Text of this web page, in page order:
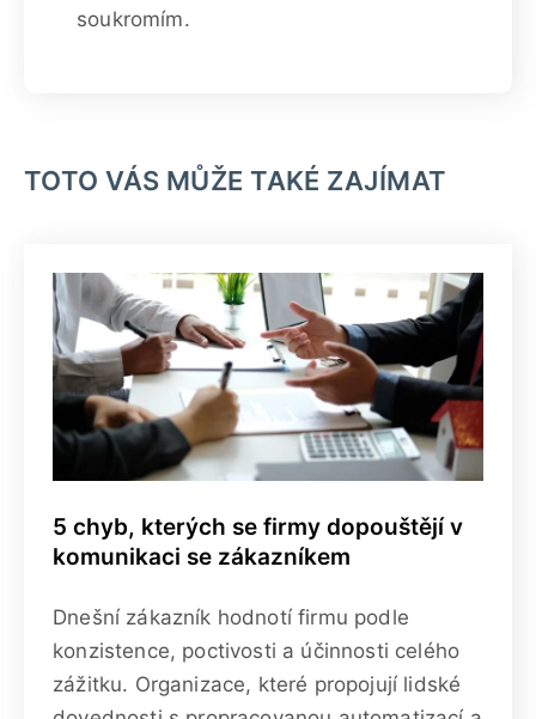
soukromím.
TOTO VÁS MŮŽE TAKÉ ZAJÍMAT
5 chyb, kterých se firmy dopouštějí v
komunikaci se zákazníkem
Dnešní zákazník hodnotí firmu podle
konzistence, poctivosti a účinnosti celého
zážitku. Organizace, které propojují lidské